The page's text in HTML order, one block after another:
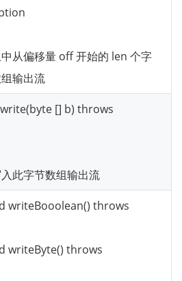
从偏移量 off 开始的 len 个字
输出流
[] b) throws
此字节数组输出流
writeBooolean() throws
writeByte() throws